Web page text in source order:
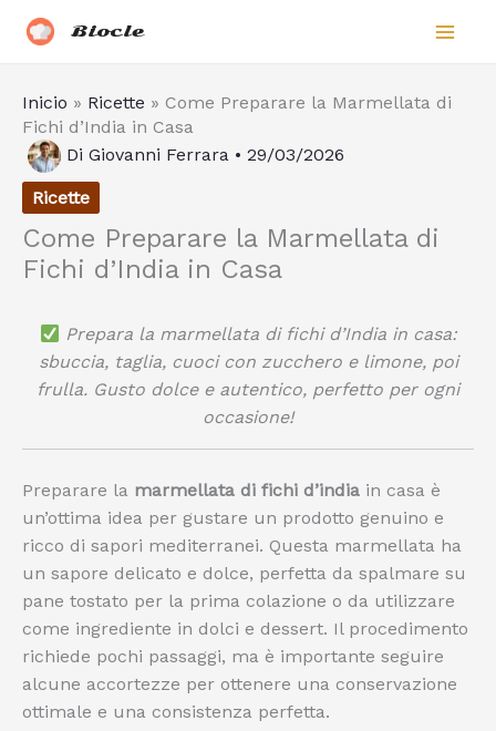
Biocle
Inicio » Ricette » Come Preparare la Marmellata di
Fichi d’India in Casa
Di Giovanni Ferrara • 29/03/2026
Ricette
Come Preparare la Marmellata di
Fichi d’India in Casa
Prepara la marmellata di fichi d’India in casa:
sbuccia, taglia, cuoci con zucchero e limone, poi
frulla. Gusto dolce e autentico, perfetto per ogni
occasione!
Preparare la marmellata di fichi d’india in casa è
un’ottima idea per gustare un prodotto genuino e
ricco di sapori mediterranei. Questa marmellata ha
un sapore delicato e dolce, perfetta da spalmare su
pane tostato per la prima colazione o da utilizzare
come ingrediente in dolci e dessert. Il procedimento
richiede pochi passaggi, ma è importante seguire
alcune accortezze per ottenere una conservazione
ottimale e una consistenza perfetta.